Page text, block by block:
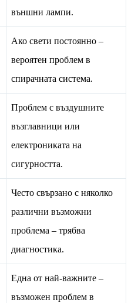
външни лампи.
Ако свети постоянно –
вероятен проблем в
спирачната система.
Проблем с въздушните
възглавници или
електрониката на
сигурността.
Често свързано с няколко
различни възможни
проблема – трябва
диагностика.
Една от най-важните –
възможен проблем в